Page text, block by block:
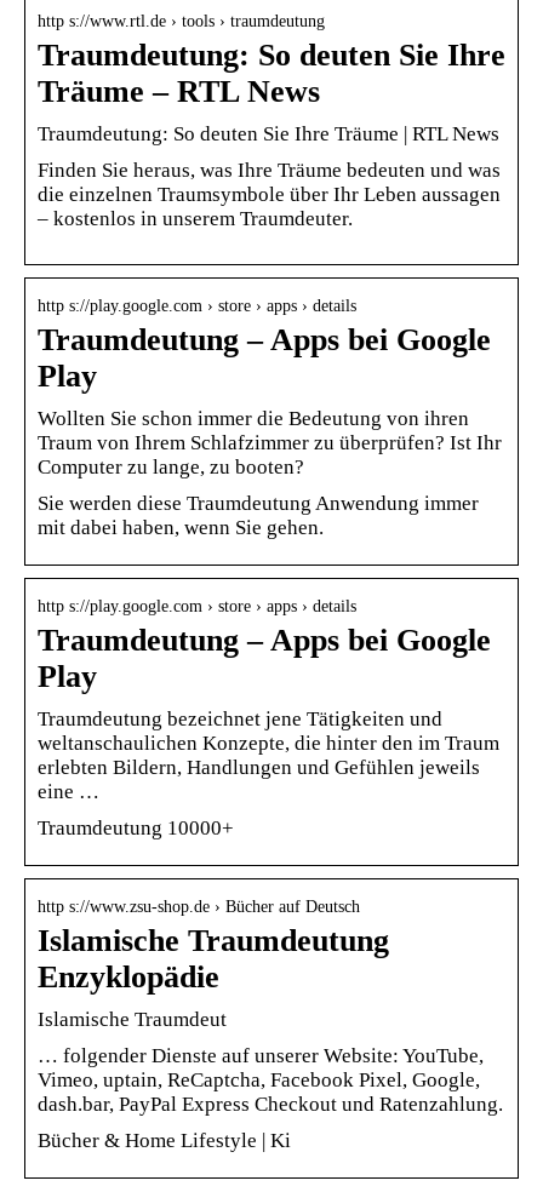
http s://www.rtl.de › tools › traumdeutung
Traumdeutung: So deuten Sie Ihre
Träume – RTL News
Traumdeutung: So deuten Sie Ihre Träume | RTL News
Finden Sie heraus, was Ihre Träume bedeuten und was
die einzelnen Traumsymbole über Ihr Leben aussagen
– kostenlos in unserem Traumdeuter.
http s://play.google.com › store › apps › details
Traumdeutung – Apps bei Google
Play
Wollten Sie schon immer die Bedeutung von ihren
Traum von Ihrem Schlafzimmer zu überprüfen? Ist Ihr
Computer zu lange, zu booten?
Sie werden diese Traumdeutung Anwendung immer
mit dabei haben, wenn Sie gehen.
http s://play.google.com › store › apps › details
Traumdeutung – Apps bei Google
Play
Traumdeutung bezeichnet jene Tätigkeiten und
weltanschaulichen Konzepte, die hinter den im Traum
erlebten Bildern, Handlungen und Gefühlen jeweils
eine …
Traumdeutung 10000+
http s://www.zsu-shop.de › Bücher auf Deutsch
Islamische Traumdeutung
Enzyklopädie
Islamische Traumdeut
… folgender Dienste auf unserer Website: YouTube,
Vimeo, uptain, ReCaptcha, Facebook Pixel, Google,
dash.bar, PayPal Express Checkout und Ratenzahlung.
Bücher & Home Lifestyle | Ki